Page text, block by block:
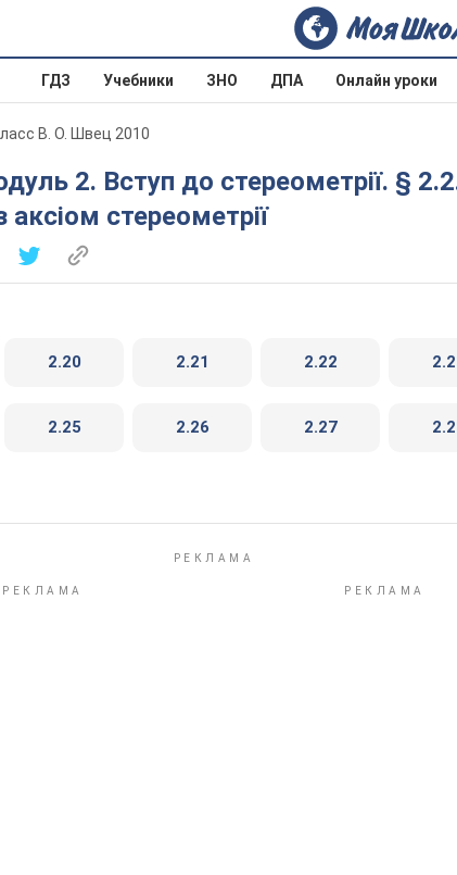
ГДЗ Учебники ЗНО ДПА Онлайн уроки
В. О. Швец 2010
аксіом стереометрії
2.20 2.21 2.22
2.25 2.26 2.27